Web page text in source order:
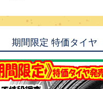
期間限定 特価タイヤ